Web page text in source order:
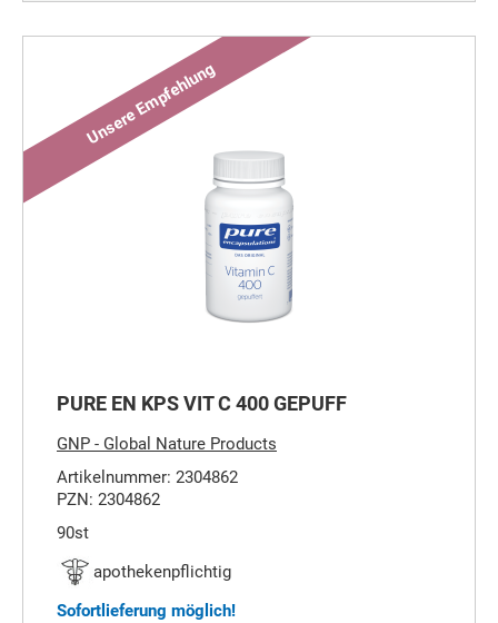
PURE EN KPS VIT C 400 GEPUFF
GNP - Global Nature Products
Artikelnummer: 2304862
PZN: 2304862
90st
apothekenpflichtig
Sofortlieferung möglich!